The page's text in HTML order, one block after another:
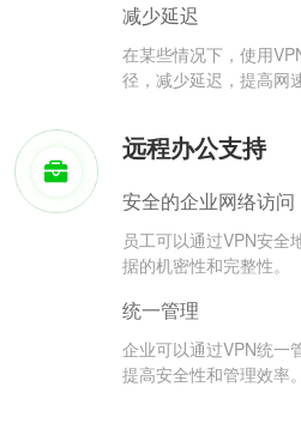
减少延迟
在某些情况下，使用
径，减少延迟，提高网
远程办公支持
安全的企业网络访问
员工可以通过VPN安全
据的机密性和完整性。
统一管理
企业可以通过VPN统一
提高安全性和管理效率。